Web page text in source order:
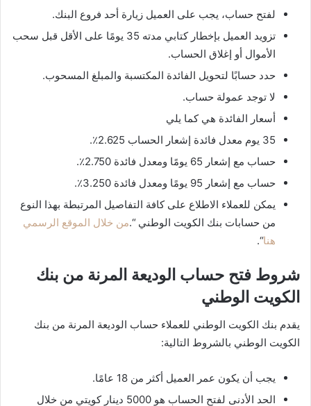
لفتح حساب، يجب على العميل زيارة أحد فروع البنك.
تزويد العميل بإخطار كتابي مدته 35 يومًا على الأقل قبل سحب
الأموال أو إغلاق الحساب.
حدد حسابًا لتحويل الفائدة المكتسبة والمبلغ المسحوب.
لا توجد عمولة حساب.
أسعار الفائدة هي كما يلي
35 يوم معدل فائدة إشعار الحساب 2.625٪.
حساب مع إشعار 65 يومًا ومعدل فائدة 2.750٪.
حساب مع إشعار 95 يومًا ومعدل فائدة 3.250٪.
يمكن للعملاء الاطلاع على كافة التفاصيل المرتبطة بهذا النوع
من حسابات بنك الكويت الوطني “.من خلال الموقع الرسمي
هنا“.
شروط فتح حساب الوديعة المرنة من بنك
الكويت الوطني
يقدم بنك الكويت الوطني للعملاء حساب الوديعة المرنة من بنك
الكويت الوطني بالشروط التالية:
يجب أن يكون عمر العميل أكثر من 18 عامًا.
الحد الأدنى لفتح الحساب هو 5000 دينار كويتي من خلال